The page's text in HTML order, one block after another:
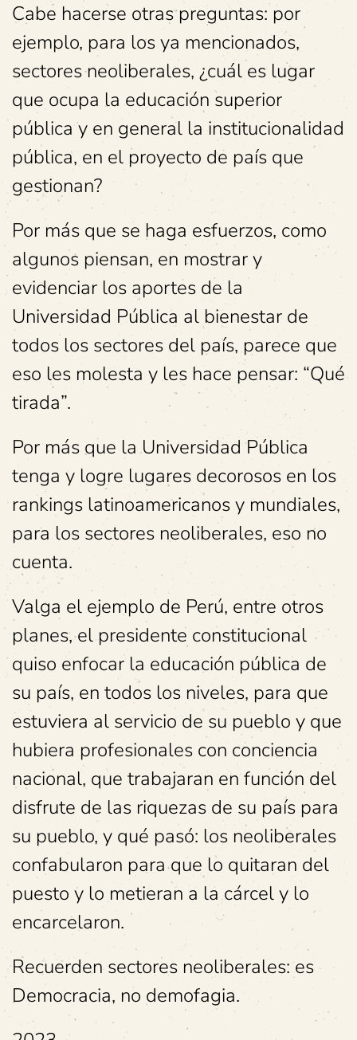
Cabe hacerse otras preguntas: por
ejemplo, para los ya mencionados,
sectores neoliberales, ¿cuál es lugar
que ocupa la educación superior
pública y en general la institucionalidad
pública, en el proyecto de país que
gestionan?
Por más que se haga esfuerzos, como
algunos piensan, en mostrar y
evidenciar los aportes de la
Universidad Pública al bienestar de
todos los sectores del país, parece que
eso les molesta y les hace pensar: “Qué
tirada”.
Por más que la Universidad Pública
tenga y logre lugares decorosos en los
rankings latinoamericanos y mundiales,
para los sectores neoliberales, eso no
cuenta.
Valga el ejemplo de Perú, entre otros
planes, el presidente constitucional
quiso enfocar la educación pública de
su país, en todos los niveles, para que
estuviera al servicio de su pueblo y que
hubiera profesionales con conciencia
nacional, que trabajaran en función del
disfrute de las riquezas de su país para
su pueblo, y qué pasó: los neoliberales
confabularon para que lo quitaran del
puesto y lo metieran a la cárcel y lo
encarcelaron.
Recuerden sectores neoliberales: es
Democracia, no demofagia.